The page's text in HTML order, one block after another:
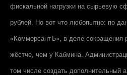
фискальной нагрузки на сырьевую
рублей. Но вот что любопытно: по
«КоммерсантЪ», в деле сокращения
жёстче, чем у Кабмина.
том числе создать дополнительный